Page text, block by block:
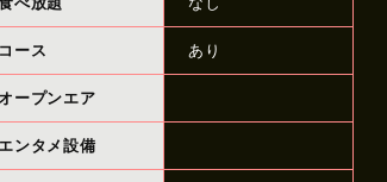
コース あり
ープンエア
エンタメ設備